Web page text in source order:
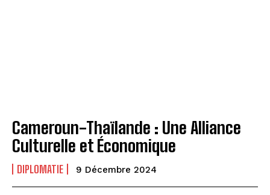
Cameroun-Thaïlande : Une Alliance
Culturelle et Économique
DIPLOMATIE 9 Décembre 2024